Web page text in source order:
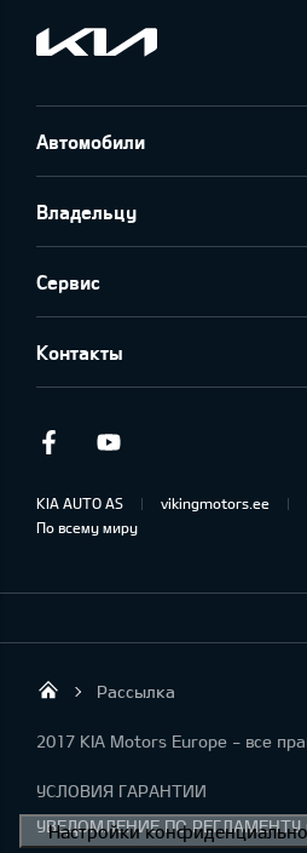
Автомобили
Владельцу
Сервис
Контакты
Facebook
KIA AUTO AS vikingmotors.ee
По всему миру
Viking Motors - Kia
Рассылка
2017 KIA Motors Europe - все
УСЛОВИЯ ГАРАНТИИ